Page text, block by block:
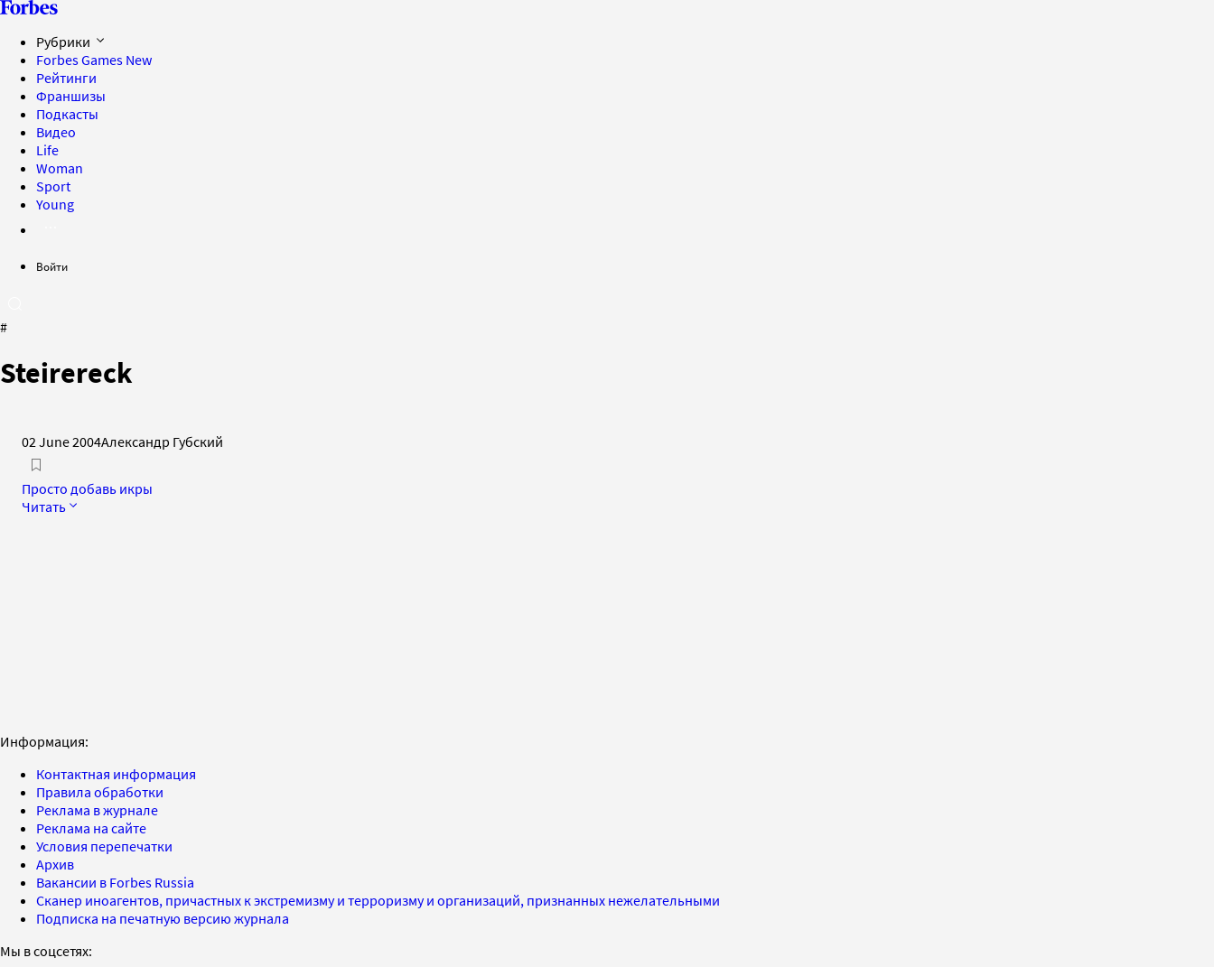
Рубрики
Forbes Games New
Рейтинги
Франшизы
Подкасты
Видео
Life
Woman
Sport
Young
Войти
#
Steirereck
02 June 2004Александр Губский
Просто добавь икры
Читать
Информация:
Контактная информация
Правила обработки
Реклама в журнале
Реклама на сайте
Условия перепечатки
Архив
Вакансии в Forbes Russia
Сканер иноагентов, причастных к экстремизму и терроризму и организаций, признанных нежелательными
Подписка на печатную версию журнала
Мы в соцсетях: